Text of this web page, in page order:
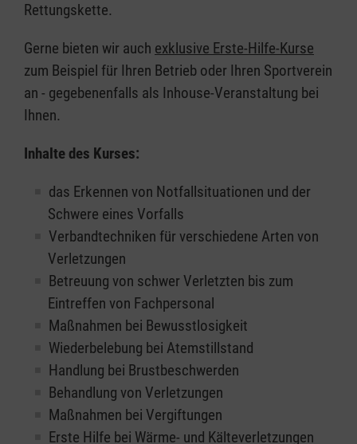
Rettungskette.
Gerne bieten wir auch exklusive Erste-Hilfe-Kurse
zum Beispiel für Ihren Betrieb oder Ihren Sportverein
an - gegebenenfalls als Inhouse-Veranstaltung bei
Ihnen.
Inhalte des Kurses:
das Erkennen von Notfallsituationen und der
Schwere eines Vorfalls
Verbandtechniken für verschiedene Arten von
Verletzungen
Betreuung von schwer Verletzten bis zum
Eintreffen von Fachpersonal
Maßnahmen bei Bewusstlosigkeit
Wiederbelebung bei Atemstillstand
Handlung bei Brustbeschwerden
Behandlung von Verletzungen
Maßnahmen bei Vergiftungen
Erste Hilfe bei Wärme- und Kälteverletzungen